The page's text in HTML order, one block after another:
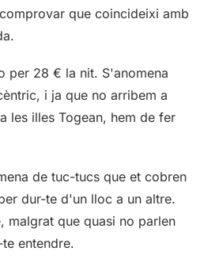
que coincideixi amb
per 28 € la nit. S'anomena
i ja que no arribem a
les illes Togean, hem de fer
de tuc-tucs que et cobren
dur-te d'un lloc a un altre.
malgrat que quasi no parlen
entendre.